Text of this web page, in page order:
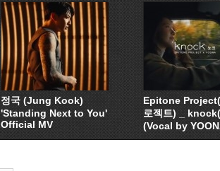
정국 (Jung Kook)
'Standing Next to You'
Official MV
Epitone
로젝트) _
(Vocal by